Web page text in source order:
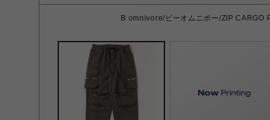
B omnivore/ビーオムニボー/ZIP CARGO